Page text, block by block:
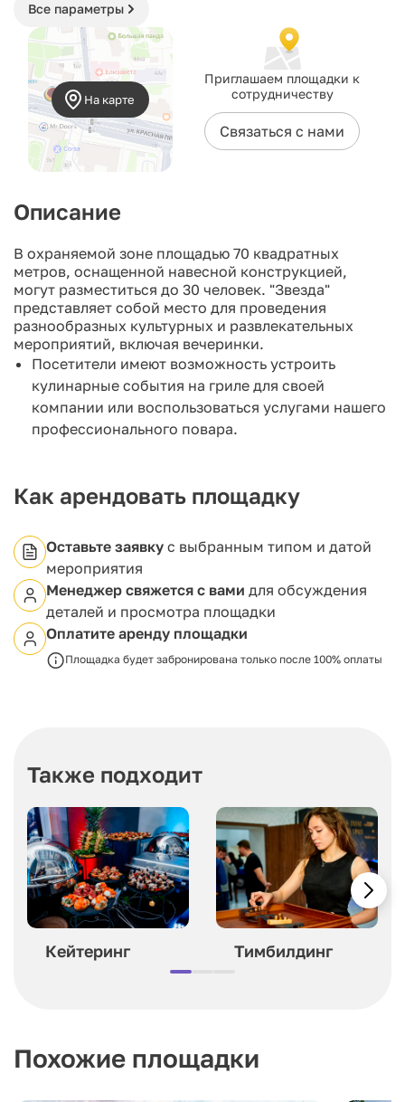
Все параметры
На карте
Приглашаем площадки к
сотрудничеству
Связаться с нами
Описание
В охраняемой зоне площадью 70 квадратных
метров, оснащенной навесной конструкцией,
могут разместиться до 30 человек. "Звезда"
представляет собой место для проведения
разнообразных культурных и развлекательных
мероприятий, включая вечеринки.
Посетители имеют возможность устроить
кулинарные события на гриле для своей
компании или воспользоваться услугами нашего
профессионального повара.
Как арендовать площадку
Оставьте заявку с выбранным типом и датой
мероприятия
Менеджер свяжется с вами для обсуждения
деталей и просмотра площадки
Оплатите аренду площадки
Площадка будет забронирована только после 100% оплаты
Также подходит
Кейтеринг Тимбилдинг
Похожие площадки